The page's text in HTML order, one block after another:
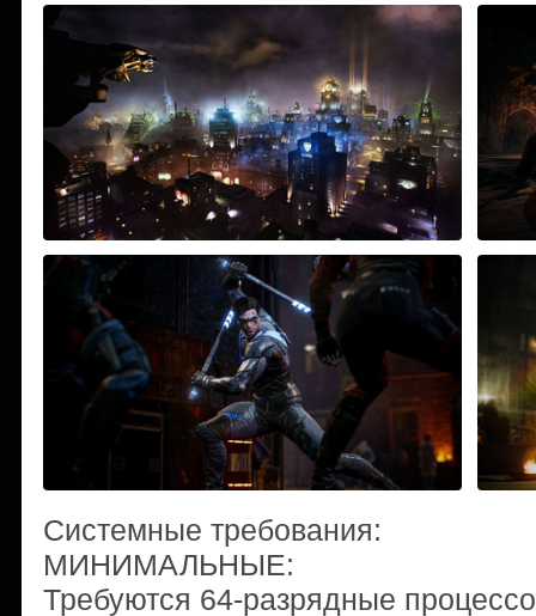
Системные требования:
МИНИМАЛЬНЫЕ:
Требуются 64-разрядные